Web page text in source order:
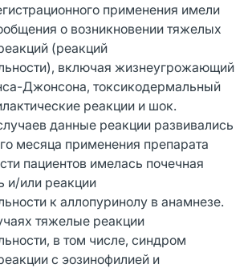
применения имели
о возникновении тяжелых
(реакций
включая жизнеугрожающий
Джонсона, токсикодермальный
реакции и шок.
данные реакции развивались
месяца применения препарата
пациентов имелась почечная
и/или реакции
к аллопуринолу в анамнезе.
тяжелые реакции
в том числе, синдром
с эозинофилией и